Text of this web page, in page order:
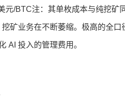
元/BTC注：其单枚成本与纯挖矿
矿业务在不断萎缩。极高的全
AI 投入的管理费用。